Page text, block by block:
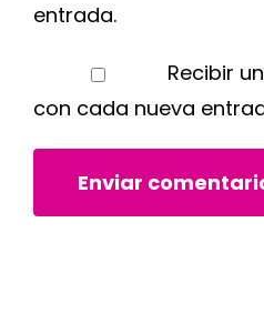
entrada.
Recibir
con cada nueva